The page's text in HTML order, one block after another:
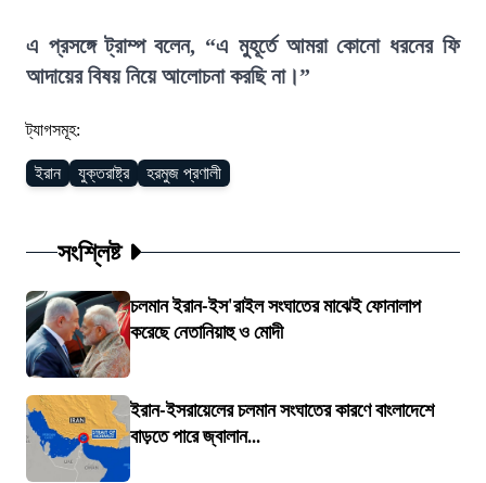
এ প্রসঙ্গে ট্রাম্প বলেন, “এ মুহূর্তে আমরা কোনো ধরনের ফি
আদায়ের বিষয় নিয়ে আলোচনা করছি না।”
ট্যাগসমূহ:
ইরান যুক্তরাষ্ট্র হরমুজ প্রণালী
সংশ্লিষ্ট
চলমান ইরান-ইস'রাইল সংঘাতের মাঝেই ফোনালাপ
করেছে নেতানিয়াহু ও মোদী
ইরান-ইসরায়েলের চলমান সংঘাতের কারণে বাংলাদেশে
বাড়তে পারে জ্বালান...